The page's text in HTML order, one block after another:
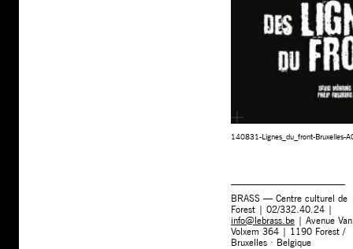
140831-Lignes_du_front-Bruxelles-
BRASS — Centre culturel de
Forest | 02/332.40.24 |
info@lebrass.be| Avenue Van
Volxem 364 | 1190 Forest /
Bruxelles · Belgique